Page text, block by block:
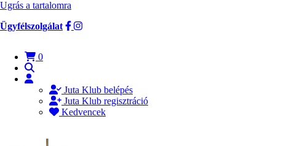
Ugrás a tartalomra
Ügyfélszolgálat
0
Juta Klub belépés
Juta Klub regisztráció
Kedvencek